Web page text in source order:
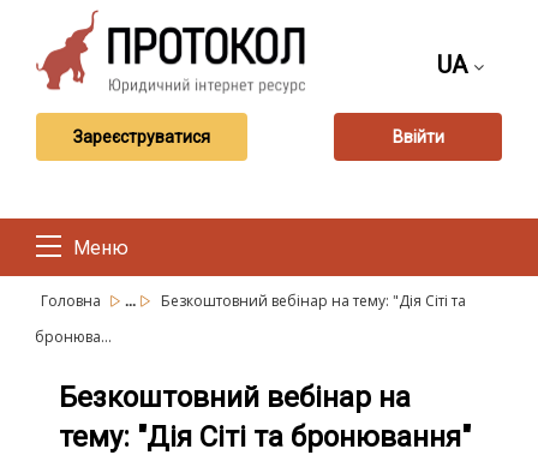
UA
Зареєструватися Ввійти
Меню
Головна ...
Безкоштовний вебінар на тему: "Дія Сіті та
бронюва...
Безкоштовний вебінар на
тему: "Дія Сіті та бронювання"